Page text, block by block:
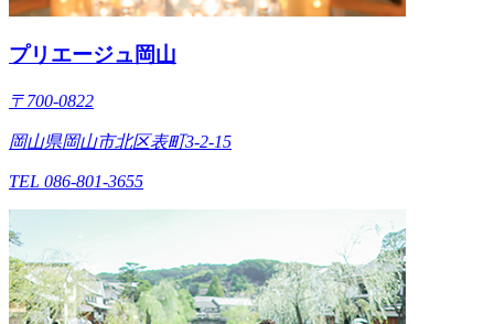
プリエージュ岡山
〒700-0822
岡山県岡山市北区表町3-2-15
TEL 086-801-3655